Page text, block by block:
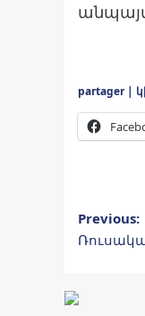
partager |
Post
Previous: